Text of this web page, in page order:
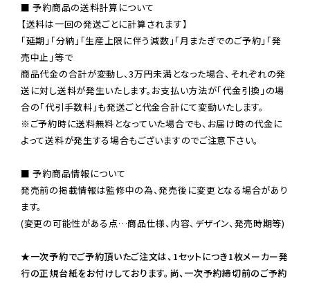
■ 予約商品の送料計算について
【送料は一回の発送ごとに計算されます】
「延期」「分納」「生産上限に伴う減数」「月またぎでのご予約」「発
売中止」等で
商品代金の合計が変動し、3万円未満となった場合、それぞれの発
送に対し送料が発生いたします。お支払い方法が「代金引換」の場
※ご予約時に送料無料となっていた場合でも、お届け時の代金に
よって送料が発生する場合もございますのでご注意下さい。
■ 予約商品情報について
発売前の掲載情報は監修中の為、発売後に変更となる場合があり
ます。
(変更の可能性がある点…商品仕様、内容、デザイン、発売時期等)
★一次予約でご予約頂いたご注文は、1セットにつき1枚メーカー発
行の正規台紙をお付けしております。尚、一次予約締切前のご予約